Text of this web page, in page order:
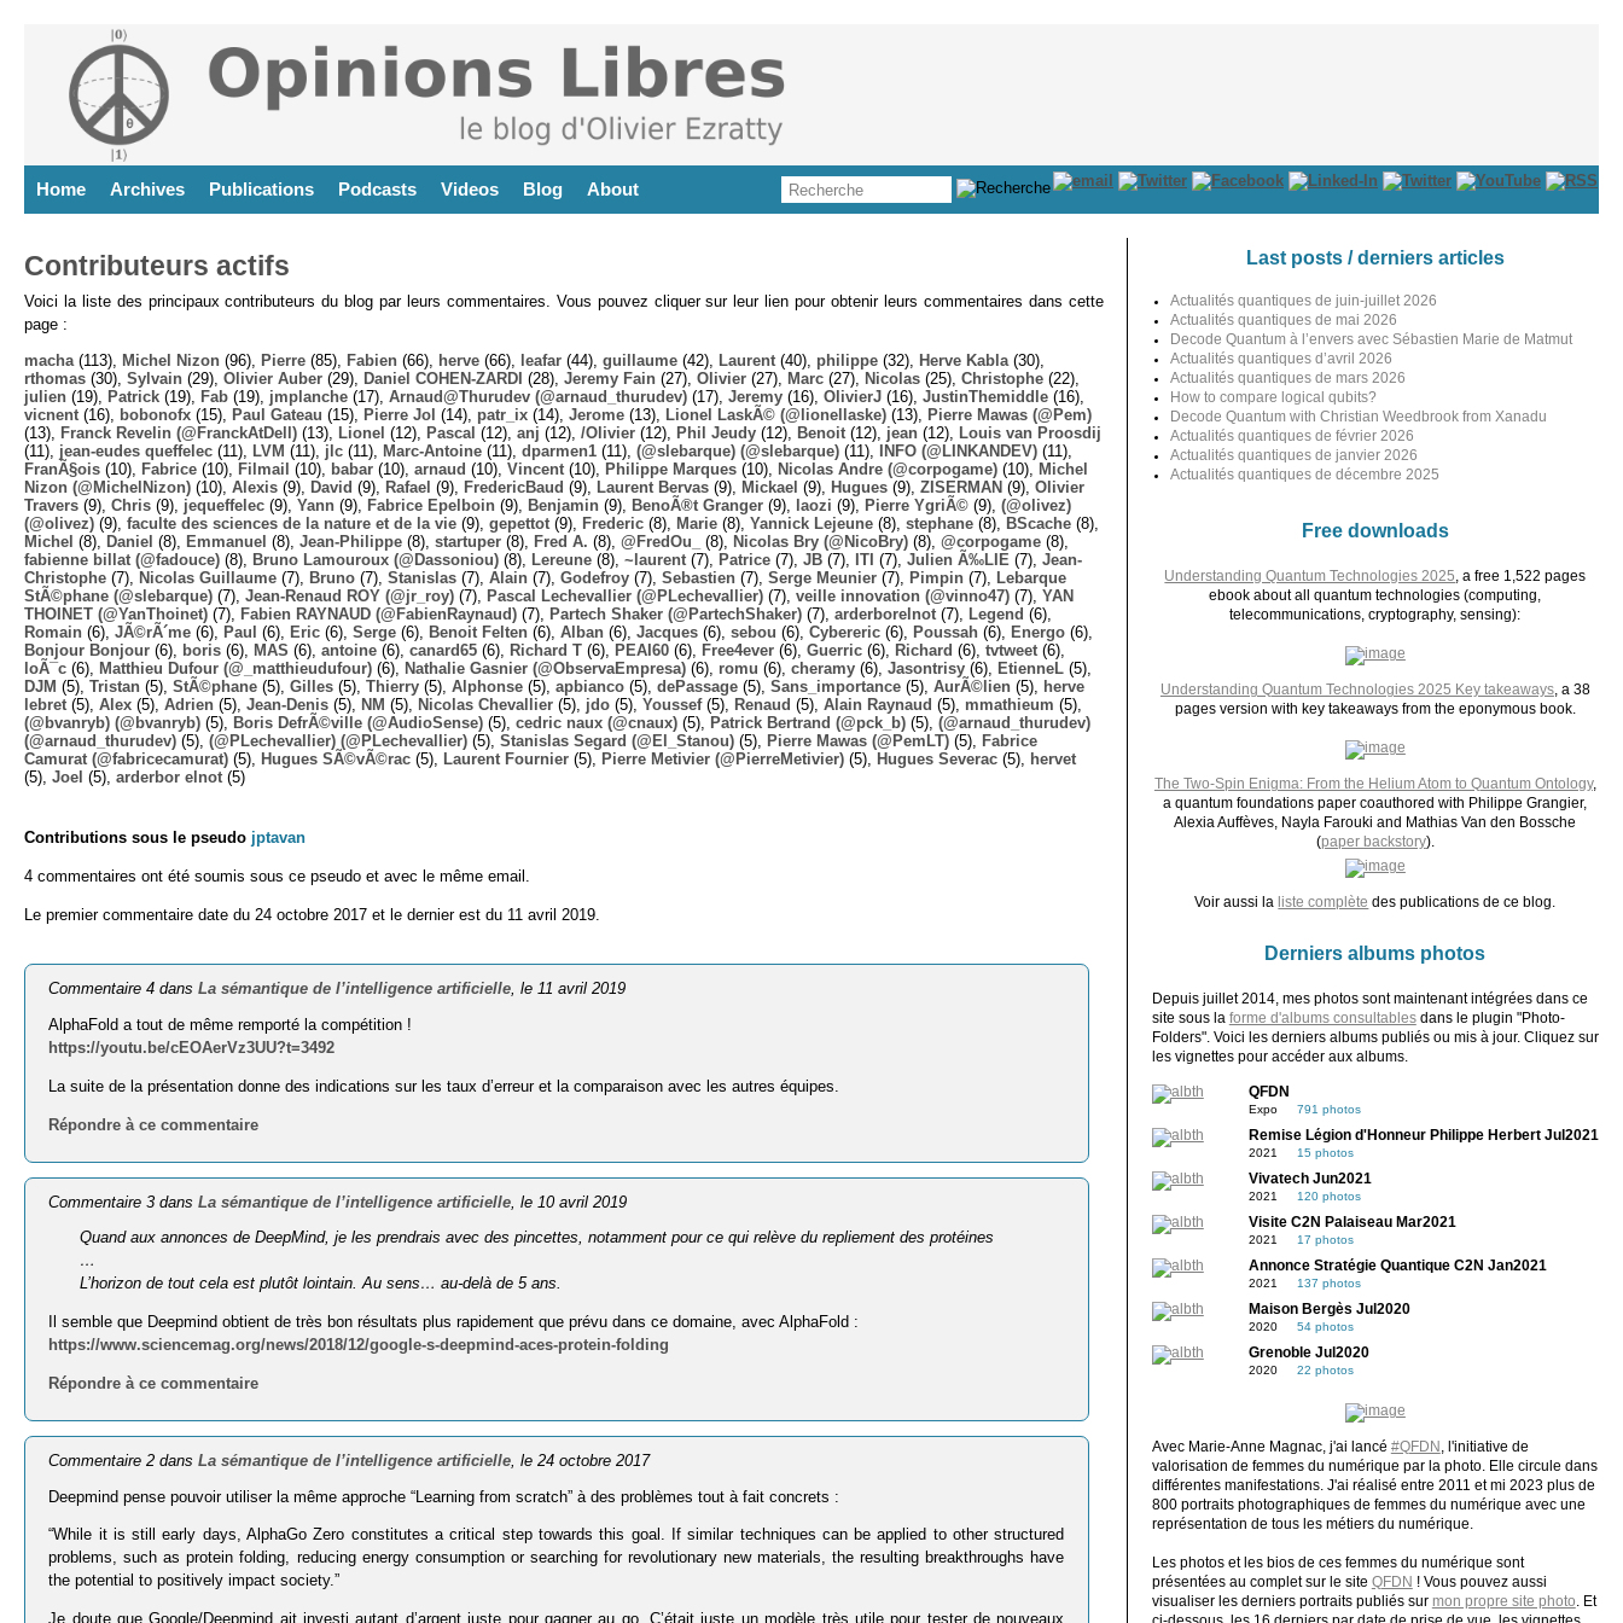
Home Archives Publications Podcasts Videos Blog About
Contributeurs actifs
Voici la liste des principaux contributeurs du blog par leurs commentaires. Vous pouvez cliquer sur leur lien pour obtenir leurs commentaires dans cette
page :
macha (113), Michel Nizon (96), Pierre (85), Fabien (66), herve (66), leafar (44), guillaume (42), Laurent (40), philippe (32), Herve Kabla (30),
rthomas (30), Sylvain (29), Olivier Auber (29), Daniel COHEN-ZARDI (28), Jeremy Fain (27), Olivier (27), Marc (27), Nicolas (25), Christophe (22),
julien (19), Patrick (19), Fab (19), jmplanche (17), Arnaud@Thurudev (@arnaud_thurudev) (17), Jeremy (16), OlivierJ (16), JustinThemiddle (16),
vicnent (16), bobonofx (15), Paul Gateau (15), Pierre Jol (14), patr_ix (14), Jerome (13), Lionel LaskÃ© (@lionellaske) (13),
Pierre Mawas (@Pem)
(13),
Franck Revelin (@FranckAtDell) (13), Lionel (12), Pascal (12), anj (12), /Olivier (12), Phil Jeudy (12), Benoit (12), jean (12),
Louis van Proosdij
(11), jean-eudes queffelec (11), LVM (11), jlc (11), Marc-Antoine (11), dparmen1 (11), (@slebarque) (@slebarque) (11), INFO (@LINKANDEV) (11),
FranÃ§ois (10), Fabrice (10), Filmail (10), babar (10), arnaud (10), Vincent (10), Philippe Marques (10), Nicolas Andre (@corpogame) (10),
Michel
Nizon (@MichelNizon) (10), Alexis (9), David (9), Rafael (9), FredericBaud (9), Laurent Bervas (9), Mickael (9), Hugues (9), ZISERMAN (9), Olivier
Travers (9), Chris (9), jequeffelec (9), Yann (9), Fabrice Epelboin (9), Benjamin (9), BenoÃ®t Granger (9), laozi (9), Pierre YgriÃ© (9), (@olivez)
(@olivez) (9), faculte des sciences de la nature et de la vie (9), gepettot (9), Frederic (8), Marie (8), Yannick Lejeune (8), stephane (8), BScache (8),
Michel (8), Daniel (8), Emmanuel (8), Jean-Philippe (8), startuper (8), Fred A. (8), @FredOu_ (8), Nicolas Bry (@NicoBry) (8), @corpogame (8),
fabienne billat (@fadouce) (8), Bruno Lamouroux (@Dassoniou) (8), Lereune (8), ~laurent (7), Patrice (7), JB (7), ITI (7), Julien Ã‰LIE (7), Jean-
Christophe (7), Nicolas Guillaume (7), Bruno (7), Stanislas (7), Alain (7), Godefroy (7), Sebastien (7), Serge Meunier (7), Pimpin (7),
Lebarque
StÃ©phane (@slebarque) (7), Jean-Renaud ROY (@jr_roy) (7), Pascal Lechevallier (@PLechevallier) (7), veille innovation (@vinno47) (7), YAN
THOINET (@YanThoinet) (7), Fabien RAYNAUD (@FabienRaynaud) (7), Partech Shaker (@PartechShaker) (7), arderborelnot (7), Legend (6),
Romain (6), JÃ©rÃ´me (6), Paul (6), Eric (6), Serge (6), Benoit Felten (6), Alban (6), Jacques (6), sebou (6), Cybereric (6), Poussah (6), Energo (6),
Bonjour Bonjour (6), boris (6), MAS (6), antoine (6), canard65 (6), Richard T (6), PEAI60 (6), Free4ever (6), Guerric (6), Richard (6), tvtweet (6),
loÃ¯c (6), Matthieu Dufour (@_matthieudufour) (6), Nathalie Gasnier (@ObservaEmpresa) (6), romu (6), cheramy (6), Jasontrisy (6), EtienneL (5),
DJM (5), Tristan (5), StÃ©phane (5), Gilles (5), Thierry (5), Alphonse (5), apbianco (5), dePassage (5), Sans_importance (5), AurÃ©lien (5),
herve
lebret (5), Alex (5), Adrien (5), Jean-Denis (5), NM (5), Nicolas Chevallier (5), jdo (5), Youssef(5), Renaud (5), Alain Raynaud (5), mmathieum (5),
(@bvanryb) (@bvanryb) (5), Boris DefrÃ©ville (@AudioSense) (5), cedric naux (@cnaux) (5), Patrick Bertrand (@pck_b) (5), (@arnaud_thurudev)
(@arnaud_thurudev) (5), (@PLechevallier) (@PLechevallier) (5), Stanislas Segard (@El_Stanou) (5), Pierre Mawas (@PemLT) (5),
Fabrice
Camurat (@fabricecamurat) (5), Hugues SÃ©vÃ©rac (5), Laurent Fournier (5), Pierre Metivier (@PierreMetivier) (5), Hugues Severac (5),
hervet
(5), Joel (5), arderbor elnot (5)
Contributions sous le pseudo jptavan
4 commentaires ont été soumis sous ce pseudo et avec le même email.
Le premier commentaire date du 24 octobre 2017 et le dernier est du 11 avril 2019.
Commentaire 4 dansLa sémantique de l’intelligence artificielle, le 11 avril 2019
AlphaFold a tout de même remporté la compétition !
https://youtu.be/cEOAerVz3UU?t=3492
La suite de la présentation donne des indications sur les taux d’erreur et la comparaison avec les autres équipes.
Répondre à ce commentaire
Commentaire 3 dansLa sémantique de l’intelligence artificielle , le 10 avril 2019
Quand aux annonces de DeepMind, je les prendrais avec des pincettes, notamment pour ce qui relève du repliement des protéines
…
L’horizon de tout cela est plutôt lointain. Au sens… au-delà de 5 ans.
Il semble que Deepmind obtient de très bon résultats plus rapidement que prévu dans ce domaine, avec AlphaFold :
https://www.sciencemag.org/news/2018/12/google-s-deepmind-aces-protein-folding
Répondre à ce commentaire
Commentaire 2 dansLa sémantique de l’intelligence artificielle , le 24 octobre 2017
Deepmind pense pouvoir utiliser la même approche “Learning from scratch” à des problèmes tout à fait concrets :
“While it is still early days, AlphaGo Zero constitutes a critical step towards this goal. If similar techniques can be applied to other structured
problems, such as protein folding, reducing energy consumption or searching for revolutionary new materials, the resulting breakthroughs have
the potential to positively impact society.”
Je doute que Google/Deepmind ait investi autant d’argent juste pour gagner au go. C’était juste un modèle très utile pour tester de nouveaux
Last posts / derniers articles
Actualités quantiques de juin-juillet 2026
Actualités quantiques de mai 2026
Decode Quantum à l’envers avec Sébastien Marie de Matmut
Actualités quantiques d’avril 2026
Actualités quantiques de mars 2026
How to compare logical qubits?
Decode Quantum with Christian Weedbrook from Xanadu
Actualités quantiques de février 2026
Actualités quantiques de janvier 2026
Actualités quantiques de décembre 2025
Free downloads
Understanding Quantum Technologies 2025 , a free 1,522 pages
ebook about all quantum technologies (computing,
telecommunications, cryptography, sensing):
Understanding Quantum Technologies 2025 Key takeaways, a 38
pages version with key takeaways from the eponymous book.
The Two-Spin Enigma: From the Helium Atom to Quantum Ontology,
a quantum foundations paper coauthored with Philippe Grangier,
Alexia Auffèves, Nayla Farouki and Mathias Van den Bossche
(paper backstory).
Voir aussi la liste complète des publications de ce blog.
Derniers albums photos
Depuis juillet 2014, mes photos sont maintenant intégrées dans ce
site sous la forme d'albums consultablesdans le plugin "Photo-
Folders". Voici les derniers albums publiés ou mis à jour. Cliquez sur
les vignettes pour accéder aux albums.
QFDN
Expo 791 photos
Remise Légion d'Honneur Philippe Herbert Jul2021
2021 15 photos
Vivatech Jun2021
2021 120 photos
Visite C2N Palaiseau Mar2021
2021 17 photos
Annonce Stratégie Quantique C2N Jan2021
2021 137 photos
Maison Bergès Jul2020
2020 54 photos
Grenoble Jul2020
2020 22 photos
Avec Marie-Anne Magnac, j'ai lancé #QFDN
, l'initiative de
valorisation de femmes du numérique par la photo. Elle circule dans
différentes manifestations. J'ai réalisé entre 2011 et mi 2023 plus de
800 portraits photographiques de femmes du numérique avec une
représentation de tous les métiers du numérique.
Les photos et les bios de ces femmes du numérique sont
présentées au complet sur le site QFDN ! Vous pouvez aussi
visualiser les derniers portraits publiés sur mon propre site photo . Et
ci-dessous, les 16 derniers par date de prise de vue, les vignettes